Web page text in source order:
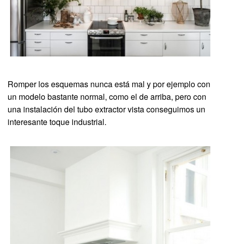
Romper los esquemas nunca está mal y por ejemplo con
un modelo bastante normal, como el de arriba, pero con
una instalación del tubo extractor vista conseguimos un
interesante toque industrial.